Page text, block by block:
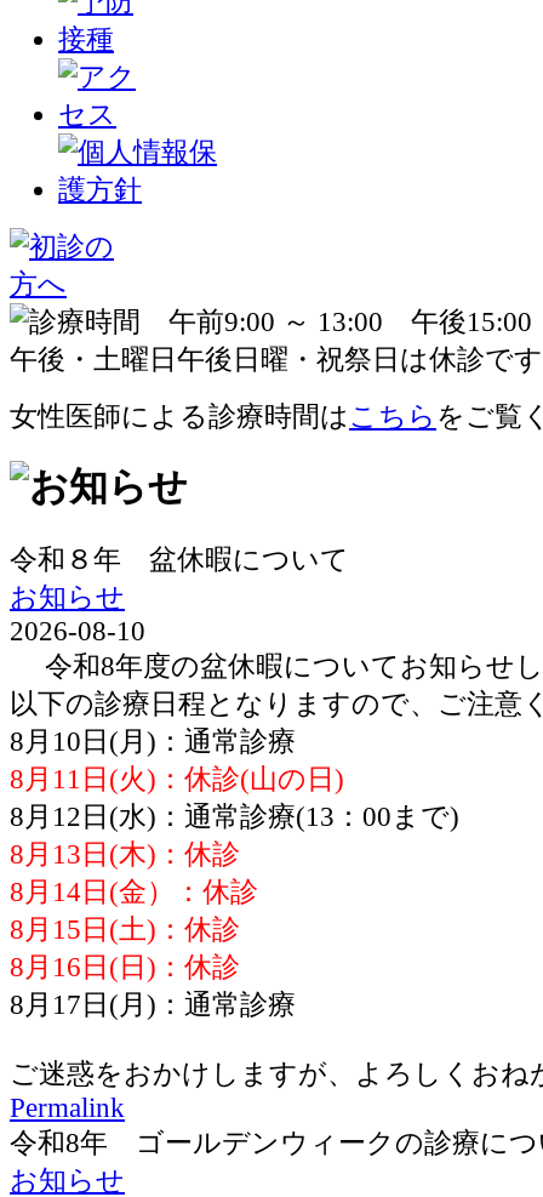
女性医師による診療時間は こちら をご覧
令和８年 盆休暇について
お知らせ
2026-08-10
令和8年度の盆休暇についてお知らせ
以下の診療日程となりますので、ご注意
8月10日(月)：通常診療
8月11日(火)：休診(山の日)
8月12日(水)：通常診療(13：00まで)
8月13日(木)：休診
8月14日(金）：休診
8月15日(土)：休診
8月16日(日)：休診
8月17日(月)：通常診療
ご迷惑をおかけしますが、よろしくおね
Permalink
令和8年 ゴールデンウィークの診療に
お知らせ